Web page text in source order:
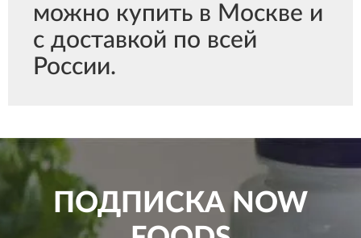
можно купить в Москве и
с доставкой по всей
России.
ПОДПИСКАNOW